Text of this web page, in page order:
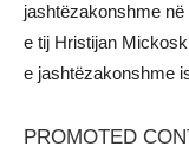
jashtëzakonshme
e tij Hristijan
e jashtëzakonshme